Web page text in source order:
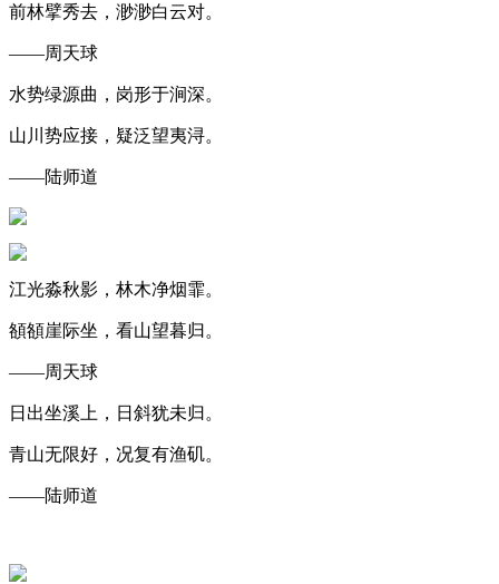
前林擘秀去，渺渺白云对。
——周天球
水势绿源曲，岗形于涧深。
山川势应接，疑泛望夷浔。
——陆师道
江光淼秋影，林木净烟霏。
頟頟崖际坐，看山望暮归。
——周天球
日出坐溪上，日斜犹未归。
青山无限好，况复有渔矶。
——陆师道